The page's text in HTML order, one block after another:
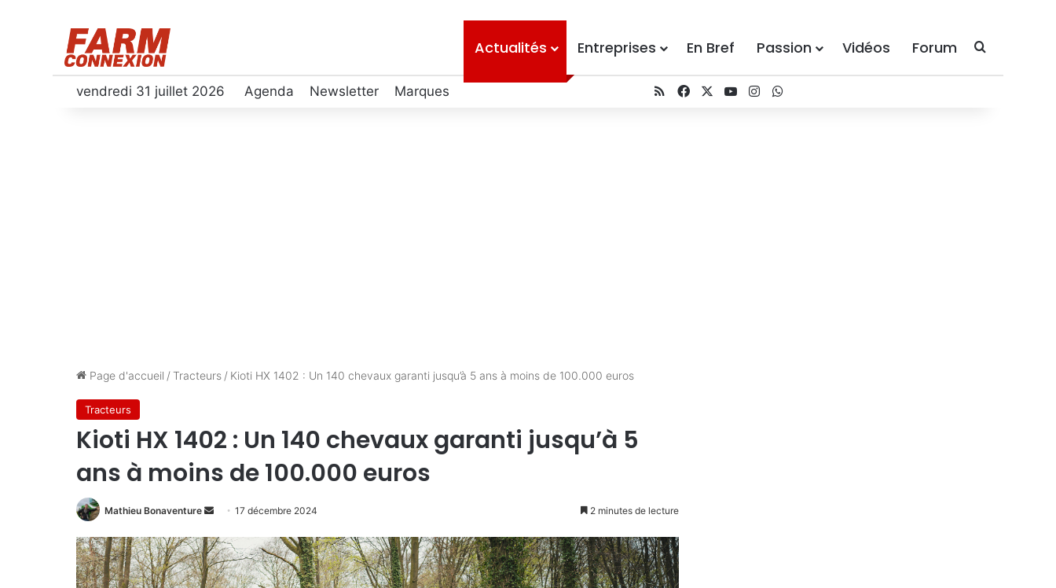
Actualités Entreprises En Bref Passion Vidéos Forum Recherche
vendredi 31 juillet 2026 Agenda Newsletter Marques RSSFacebookYouTubeInstagram
WhatsApp
Page d'accueil /Tracteurs / Kioti HX 1402 : Un 140 chevaux garanti jusqu’à 5 ans à moins de 100.000 euros
Tracteurs
Kioti HX 1402 : Un 140 chevaux garanti jusqu’à 5
ans à moins de 100.000 euros
Mathieu Bonaventure
Envoyer
courriel
17 décembre 2024 2 minutes de lecture